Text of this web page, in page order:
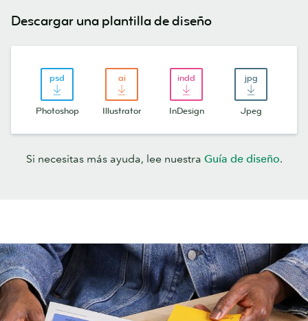
Descargar una plantilla de diseño
Photoshop Illustrator InDesign Jpeg
Si necesitas más ayuda, lee nuestra Guía de diseño.